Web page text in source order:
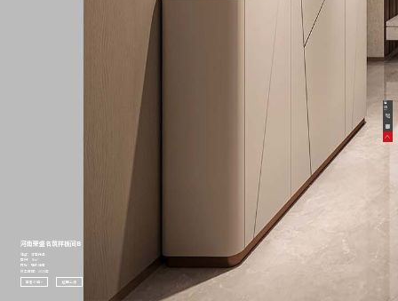
河南荣盛名筑样板间B
地点：河南许昌
面积：96m²
风格：现代轻奢
竣工时间：2020年
查看介绍 > 返回上级
在
线
服